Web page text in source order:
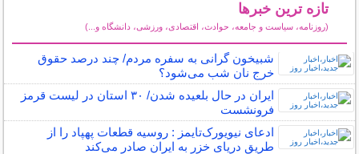
تازه ترین خبرها
(روزنامه، سیاست و جامعه، حوادث، اقتصادی، ورزشی، دانشگاه و...)
شبیخون گرانی به سفره مردم/ چند درصد حقوق
خرج نان شب می‌شود؟
ایران در حال بلعیده شدن/ ۳۰ استان در لیست قرمز
فرونشست
ادعای نیویورک‌تایمز : روسیه قطعات پهپاد را از
طریق دریای خزر به ایران صادر می‌کند